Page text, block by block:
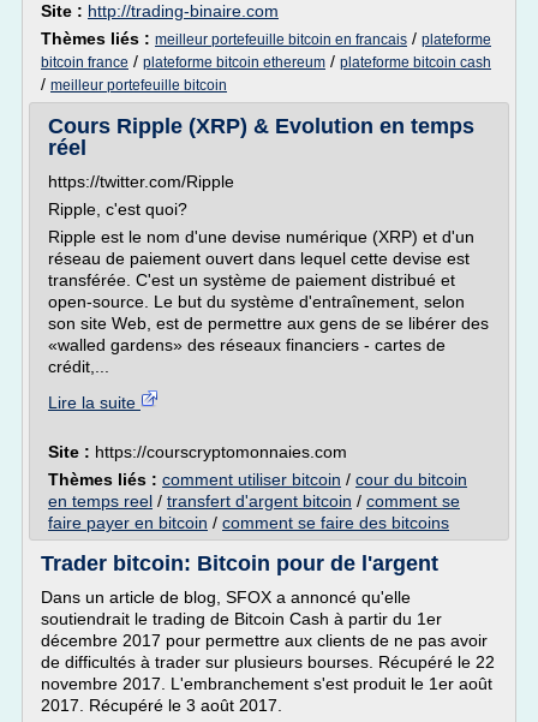
Site : http://trading-binaire.com
Thèmes liés : meilleur portefeuille bitcoin en francais / plateforme
bitcoin france / plateforme bitcoin ethereum / plateforme bitcoin cash
/ meilleur portefeuille bitcoin
Cours Ripple (XRP) & Evolution en temps
réel
https://twitter.com/Ripple
Ripple, c'est quoi?
Ripple est le nom d'une devise numérique (XRP) et d'un
réseau de paiement ouvert dans lequel cette devise est
transférée. C'est un système de paiement distribué et
open-source. Le but du système d'entraînement, selon
son site Web, est de permettre aux gens de se libérer des
«walled gardens» des réseaux financiers - cartes de
crédit,...
Lire la suite
Site : https://courscryptomonnaies.com
Thèmes liés : comment utiliser bitcoin / cour du bitcoin
en temps reel / transfert d'argent bitcoin / comment se
faire payer en bitcoin / comment se faire des bitcoins
Trader bitcoin: Bitcoin pour de l'argent
Dans un article de blog, SFOX a annoncé qu'elle
soutiendrait le trading de Bitcoin Cash à partir du 1er
décembre 2017 pour permettre aux clients de ne pas avoir
de difficultés à trader sur plusieurs bourses. Récupéré le 22
novembre 2017. L'embranchement s'est produit le 1er août
2017. Récupéré le 3 août 2017.